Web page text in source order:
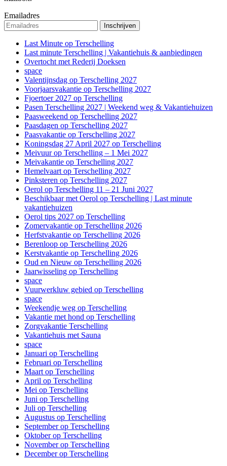
Emailadres
Last Minute op Terschelling
Last minute Terschelling | Vakantiehuis & aanbiedingen
Overtocht met Rederij Doeksen
space
Valentijnsdag op Terschelling 2027
Voorjaarsvakantie op Terschelling 2027
Fjoertoer 2027 op Terschelling
Pasen Terschelling 2027 | Weekend weg & Vakantiehuizen
Paasweekend op Terschelling 2027
Paasdagen op Terschelling 2027
Paasvakantie op Terschelling 2027
Koningsdag 27 April 2027 op Terschelling
Meivuur op Terschelling – 1 Mei 2027
Meivakantie op Terschelling 2027
Hemelvaart op Terschelling 2027
Pinksteren op Terschelling 2027
Oerol op Terschelling 11 – 21 Juni 2027
Beschikbaar met Oerol op Terschelling | Last minute
vakantiehuizen
Oerol tips 2027 op Terschelling
Zomervakantie op Terschelling 2026
Herfstvakantie op Terschelling 2026
Berenloop op Terschelling 2026
Kerstvakantie op Terschelling 2026
Oud en Nieuw op Terschelling 2026
Jaarwisseling op Terschelling
space
Vuurwerkluw gebied op Terschelling
space
Weekendje weg op Terschelling
Vakantie met hond op Terschelling
Zorgvakantie Terschelling
Vakantiehuis met Sauna
space
Januari op Terschelling
Februari op Terschelling
Maart op Terschelling
April op Terschelling
Mei op Terschelling
Juni op Terschelling
Juli op Terschelling
Augustus op Terschelling
September op Terschelling
Oktober op Terschelling
November op Terschelling
December op Terschelling